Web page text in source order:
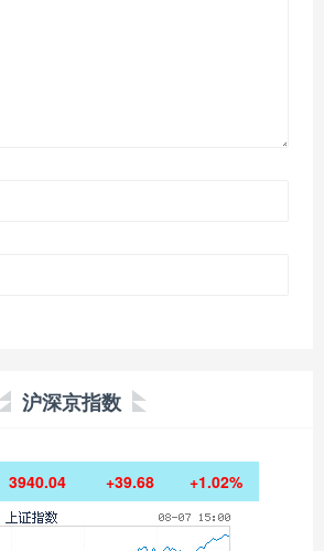
沪深京指数
3940.04 +39.68 +1.02%